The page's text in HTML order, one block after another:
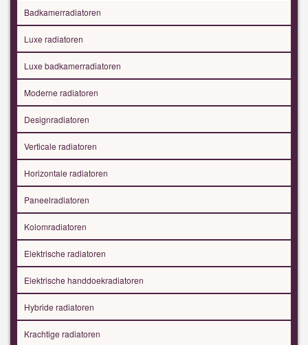
Badkamerradiatoren
Luxe radiatoren
Luxe badkamerradiatoren
Moderne radiatoren
Designradiatoren
Verticale radiatoren
Horizontale radiatoren
Paneelradiatoren
Kolomradiatoren
Elektrische radiatoren
Elektrische handdoekradiatoren
Hybride radiatoren
Krachtige radiatoren